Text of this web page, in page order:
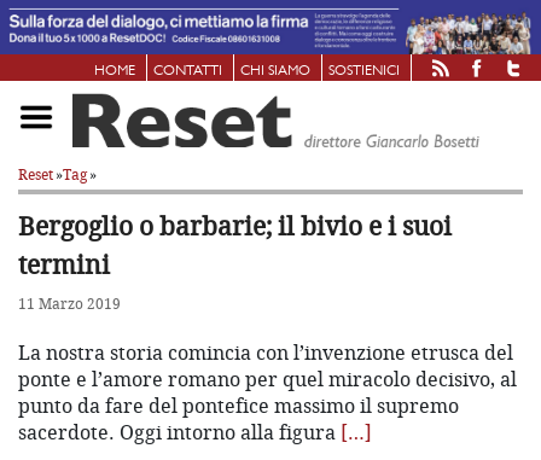
HOME CONTATTI CHI SIAMO SOSTIENICI
Reset»Tag»
Bergoglio o barbarie; il bivio e i suoi
termini
11 Marzo 2019
La nostra storia comincia con l’invenzione etrusca del
ponte e l’amore romano per quel miracolo decisivo, al
punto da fare del pontefice massimo il supremo
sacerdote. Oggi intorno alla figura […]